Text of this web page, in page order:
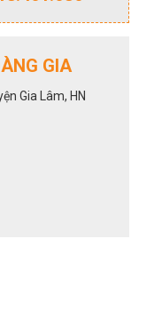
GIA
Gia Lâm, HN